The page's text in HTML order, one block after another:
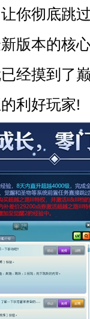
你彻底跳
版本的核
经摸到了
利好玩家!